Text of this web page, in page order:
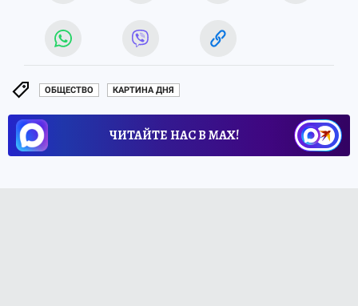
ОБЩЕСТВО КАРТИНА ДНЯ
ЧИТАЙТЕ НАС В МАХ!